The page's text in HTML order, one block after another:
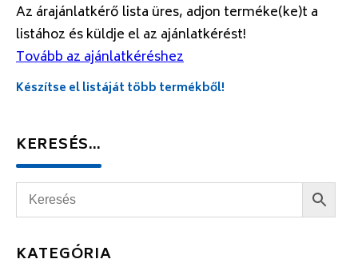
Az árajánlatkérő lista üres, adjon terméke(ke)t a
listához és küldje el az ajánlatkérést!
Tovább az ajánlatkéréshez
Készítse el listáját több termékből!
KERESÉS…
KATEGÓRIA